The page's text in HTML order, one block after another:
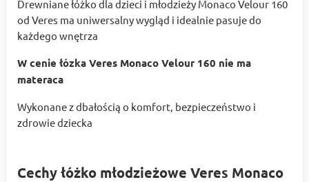
Drewniane łóżko dla dzieci i młodzieży Monaco Velour 160
od Veres ma uniwersalny wygląd i idealnie pasuje do
każdego wnętrza
W cenie łózka Veres Monaco Velour 160 nie ma
materaca
Wykonane z dbałością o komfort, bezpieczeństwo i
zdrowie dziecka
Cechy łóżko młodzieżowe Veres Monaco